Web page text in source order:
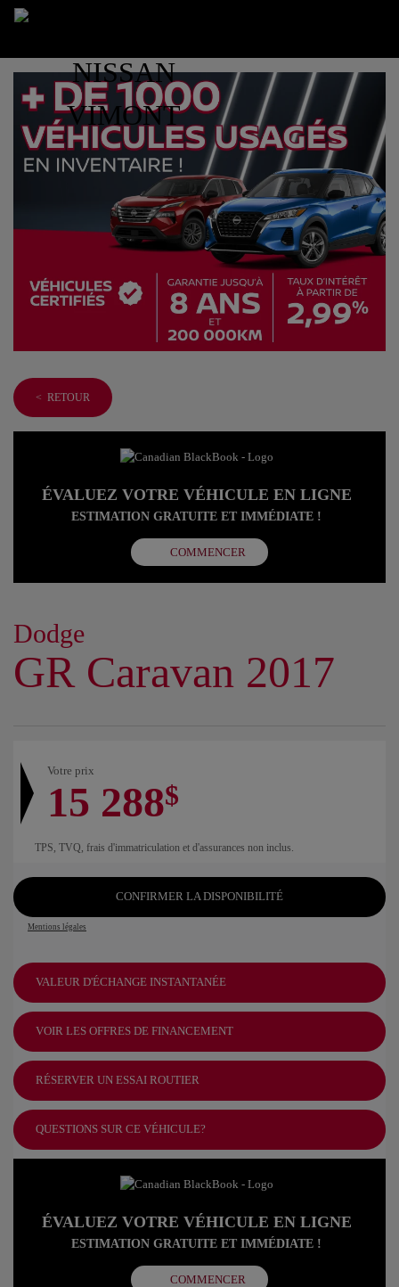
< RETOUR
ÉVALUEZ VOTRE VÉHICULE EN LIGNE
ESTIMATION GRATUITE ET IMMÉDIATE !
COMMENCER
Dodge
GR Caravan 2017
Votre prix
15 288$
TPS, TVQ, frais d'immatriculation et d'assurances non inclus.
CONFIRMER LA DISPONIBILITÉ
Mentions légales
VALEUR D'ÉCHANGE INSTANTANÉE
VOIR LES OFFRES DE FINANCEMENT
RÉSERVER UN ESSAI ROUTIER
QUESTIONS SUR CE VÉHICULE?
ÉVALUEZ VOTRE VÉHICULE EN LIGNE
ESTIMATION GRATUITE ET IMMÉDIATE !
COMMENCER